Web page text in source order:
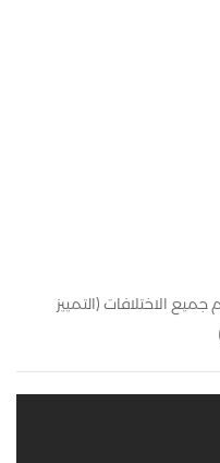
الاختلافات (التمييز